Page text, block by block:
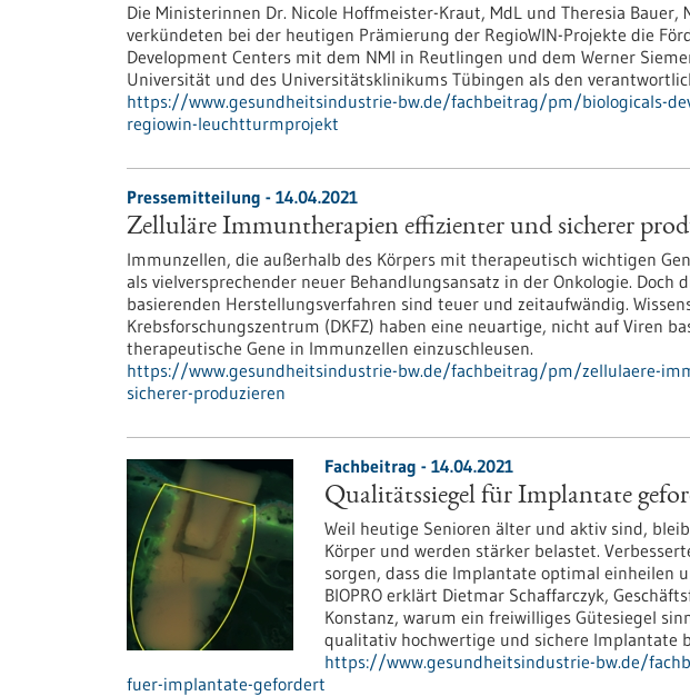
Die Ministerinnen Dr. Nicole Hoffmeister-Kraut, MdL und Theresia Bauer,
verkündeten bei der heutigen Prämierung der RegioWIN-Projekte die
Development Centers mit dem NMI in Reutlingen und dem Werner
Universität und des Universitätsklinikums Tübingen als den
https://www.gesundheitsindustrie-bw.de/fachbeitrag/pm/biologicals-
regiowin-leuchtturmprojekt
Pressemitteilung - 14.04.2021
Zelluläre Immuntherapien effizienter und sicherer
Immunzellen, die außerhalb des Körpers mit therapeutisch wichtigen
als vielversprechender neuer Behandlungsansatz in der Onkologie. Doch
basierenden Herstellungsverfahren sind teuer und zeitaufwändig.
Krebsforschungszentrum (DKFZ) haben eine neuartige, nicht auf Viren
therapeutische Gene in Immunzellen einzuschleusen.
https://www.gesundheitsindustrie-bw.de/fachbeitrag/pm/zellulaere-
sicherer-produzieren
Fachbeitrag - 14.04.2021
Qualitätssiegel für Implantate
Weil heutige Senioren älter und aktiv sind,
Körper und werden stärker belastet.
sorgen, dass die Implantate optimal einheilen
BIOPRO erklärt Dietmar Schaffarczyk,
Konstanz, warum ein freiwilliges Gütesiegel
qualitativ hochwertige und sichere Implantate
https://www.gesundheitsindustrie-bw.de/
fuer-implantate-gefordert